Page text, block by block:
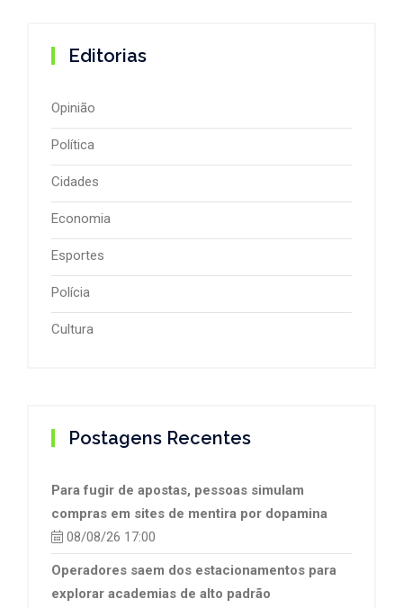
Editorias
Opinião
Política
Cidades
Economia
Esportes
Polícia
Cultura
Postagens Recentes
Para fugir de apostas, pessoas simulam
compras em sites de mentira por dopamina
08/08/26 17:00
Operadores saem dos estacionamentos para
explorar academias de alto padrão